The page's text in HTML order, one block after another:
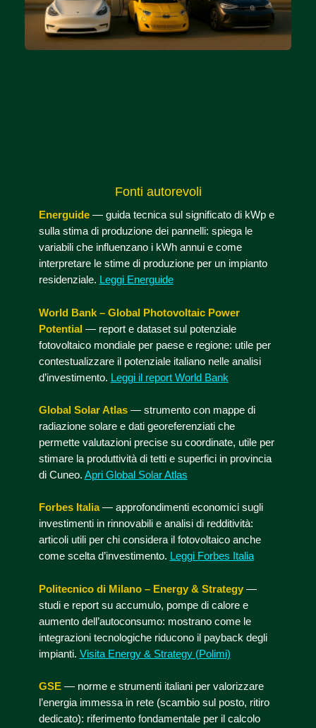
Fonti autorevoli
Energuide— guida tecnica sul significato di kWp e
sulla stima di produzione dei pannelli: spiega le
variabili che influenzano i kWh annui e come
interpretare le stime di produzione per un impianto
residenziale. Leggi Energuide
World Bank – Global Photovoltaic Power
Potential — report e dataset sul potenziale
fotovoltaico mondiale per paese e regione: utile per
contestualizzare il potenziale italiano nelle analisi
d’investimento. Leggi il report World Bank
Global Solar Atlas— strumento con mappe di
radiazione solare e dati georeferenziati che
permette valutazioni precise su coordinate, utile per
stimare la produttività di tetti e superfici in provincia
di Cuneo. Apri Global Solar Atlas
Forbes Italia— approfondimenti economici sugli
investimenti in rinnovabili e analisi di redditività:
articoli utili per chi considera il fotovoltaico anche
come scelta d’investimento. Leggi Forbes Italia
Politecnico di Milano – Energy & Strategy—
studi e report su accumulo, pompe di calore e
aumento dell’autoconsumo: mostrano come le
integrazioni tecnologiche riducono il payback degli
impianti. Visita Energy & Strategy (Polimi)
GSE— norme e strumenti italiani per valorizzare
l’energia immessa in rete (scambio sul posto, ritiro
dedicato): riferimento fondamentale per il calcolo